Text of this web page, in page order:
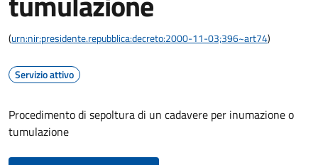
(urn:nir:presidente.repubblica:decreto:2000-11-03;396~art74)
Servizio attivo
Procedimento di sepoltura di un cadavere per inumazione o
tumulazione